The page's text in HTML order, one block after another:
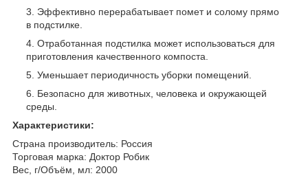
Эффективно перерабатывает помет и солому прямо
в подстилке.
Отработанная подстилка может использоваться для
приготовления качественного компоста.
Уменьшает периодичность уборки помещений.
Безопасно для животных, человека и окружающей
среды.
Характеристики:
Страна производитель: Россия
Торговая марка: Доктор Робик
Вес, г/Объём, мл: 2000